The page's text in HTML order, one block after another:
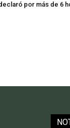
por más de 6